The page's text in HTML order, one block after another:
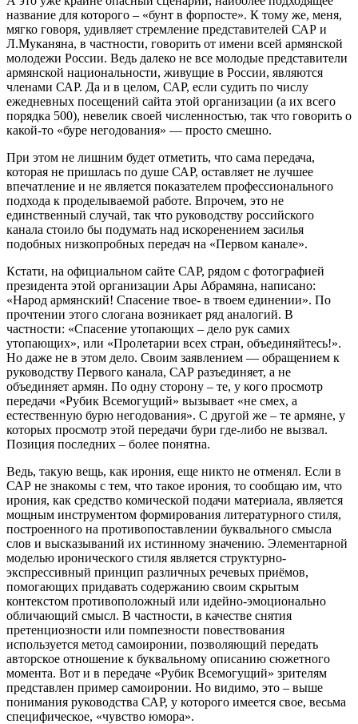
название для которого – «бунт в форпосте». К тому же, меня,
мягко говоря, удивляет стремление представителей САР и
Л.Муканяна, в частности, говорить от имени всей армянской
молодежи России. Ведь далеко не все молодые представители
армянской национальности, живущие в России, являются
членами САР. Да и в целом, САР, если судить по числу
ежедневных посещений сайта этой организации (а их всего
порядка 500), невелик своей численностью, так что говорить о
какой-то «буре негодования» — просто смешно.
При этом не лишним будет отметить, что сама передача,
которая не пришлась по душе САР, оставляет не лучшее
впечатление и не является показателем профессионального
подхода к проделываемой работе. Впрочем, это не
единственный случай, так что руководству российского
канала стоило бы подумать над искоренением засилья
подобных низкопробных передач на «Первом канале».
Кстати, на официальном сайте САР, рядом с фотографией
президента этой организации Ары Абрамяна, написано:
«Народ армянский! Спасение твое- в твоем единении». По
прочтении этого слогана возникает ряд аналогий. В
частности: «Спасение утопающих – дело рук самих
утопающих», или «Пролетарии всех стран, объединяйтесь!».
Но даже не в этом дело. Своим заявлением — обращением к
руководству Первого канала, САР разъединяет, а не
объединяет армян. По одну сторону – те, у кого просмотр
передачи «Рубик Всемогущий» вызывает «не смех, а
естественную бурю негодования». С другой же – те армяне, у
которых просмотр этой передачи бури где-либо не вызвал.
Позиция последних – более понятна.
Ведь, такую вещь, как ирония, еще никто не отменял. Если в
САР не знакомы с тем, что такое ирония, то сообщаю им, что
ирония, как средство комической подачи материала, является
мощным инструментом формирования литературного стиля,
построенного на противопоставлении буквального смысла
слов и высказываний их истинному значению. Элементарной
моделью иронического стиля является структурно-
экспрессивный принцип различных речевых приёмов,
помогающих придавать содержанию своим скрытым
контекстом противоположный или идейно-эмоционально
обличающий смысл. В частности, в качестве снятия
претенциозности или помпезности повествования
используется метод самоиронии, позволяющий передать
авторское отношение к буквальному описанию сюжетного
момента. Вот и в передаче «Рубик Всемогущий» зрителям
представлен пример самоиронии. Но видимо, это – выше
понимания руководства САР, у которого имеется свое, весьма
специфическое, «чувство юмора».